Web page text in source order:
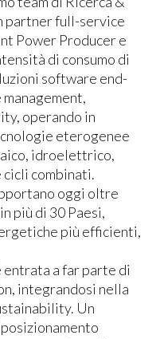
partner full-service
Power Producer e
di consumo di
software end-
operando in
eterogenee
idroelettrico,
cicli combinati.
oggi oltre
più di 30 Paesi,
più efficienti,
entrata a far parte di
integrandosi nella
Un